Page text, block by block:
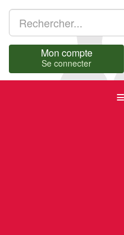
Mon compte
Se connecter